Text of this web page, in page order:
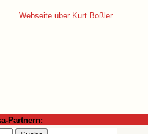
Webseite über Kurt Boßler
Partnern: